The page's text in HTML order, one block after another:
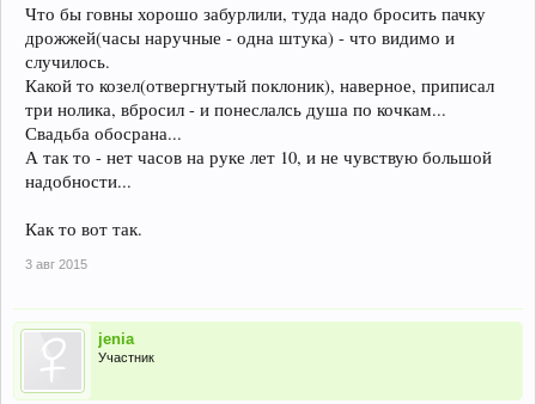
Что бы говны хорошо забурлили, туда надо бросить пачку
дрожжей(часы наручные - одна штука) - что видимо и
случилось.
Какой то козел(отвергнутый поклоник), наверное, приписал
три нолика, вбросил - и понеслалсь душа по кочкам...
Свадьба обосрана...
А так то - нет часов на руке лет 10, и не чувствую большой
надобности...
Как то вот так.
3 авг 2015
jenia
Участник